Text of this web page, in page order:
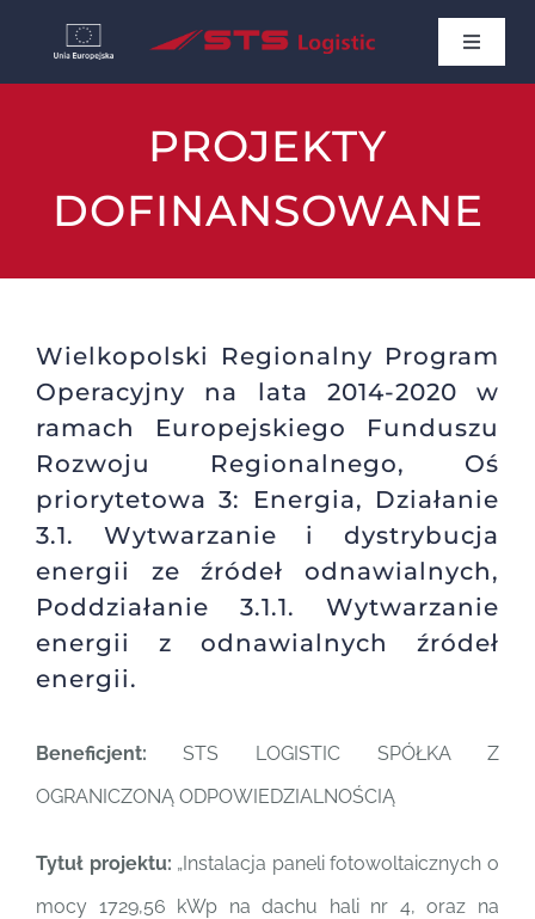
Toggle
KARIERA
KONTAKT
Polski
PROJEKTY
DOFINANSOWANE
Wielkopolski Regionalny Program
Operacyjny na lata 2014-2020 w
ramach Europejskiego Funduszu
Rozwoju Regionalnego, Oś
priorytetowa 3: Energia, Działanie
3.1. Wytwarzanie i dystrybucja
energii ze źródeł odnawialnych,
Poddziałanie 3.1.1. Wytwarzanie
energii z odnawialnych źródeł
energii.
Beneficjent: STS LOGISTIC SPÓŁKA Z
OGRANICZONĄ ODPOWIEDZIALNOŚCIĄ
Tytuł projektu: „Instalacja paneli fotowoltaicznych o
mocy 1729,56 kWp na dachu hali nr 4, oraz na